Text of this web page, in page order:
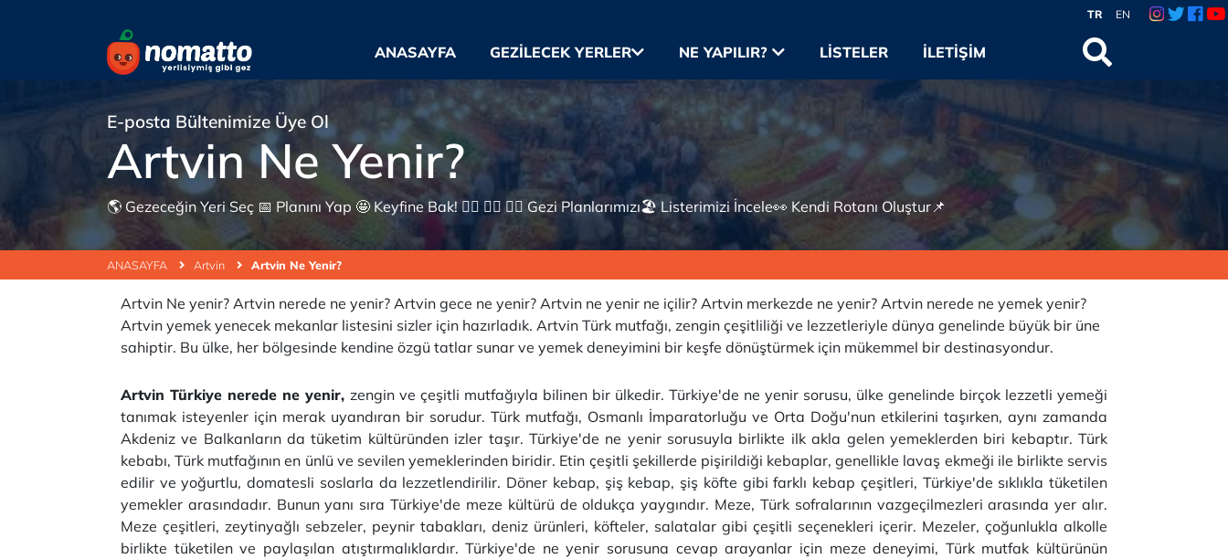
TR EN
ANASAYFA GEZILECEK YERLER NE YAPILIR? LISTELER İLETIŞIM
ANASAYFA Artvin Artvin Ne Yenir?
E-posta Bültenimize Üye Ol
Artvin Ne Yenir?
🌎 Gezeceğin Yeri Seç 📅 Planını Yap 🤩 Keyfine Bak! 👇🏼 👇🏼 👇🏼 Gezi Planlarımızı🏖 Listerimizi İncele👀 Kendi Rotanı Oluştur📌
Artvin Ne yenir? Artvin nerede ne yenir? Artvin gece ne yenir? Artvin ne yenir ne içilir? Artvin merkezde ne yenir? Artvin nerede ne yemek yenir?
Artvin yemek yenecek mekanlar listesini sizler için hazırladık. Artvin Türk mutfağı, zengin çeşitliliği ve lezzetleriyle dünya genelinde büyük bir üne
sahiptir. Bu ülke, her bölgesinde kendine özgü tatlar sunar ve yemek deneyimini bir keşfe dönüştürmek için mükemmel bir destinasyondur.
Artvin Türkiye nerede ne yenir, zengin ve çeşitli mutfağıyla bilinen bir ülkedir. Türkiye'de ne yenir sorusu, ülke genelinde birçok lezzetli yemeği
tanımak isteyenler için merak uyandıran bir sorudur. Türk mutfağı, Osmanlı İmparatorluğu ve Orta Doğu'nun etkilerini taşırken, aynı zamanda
Akdeniz ve Balkanların da tüketim kültüründen izler taşır. Türkiye'de ne yenir sorusuyla birlikte ilk akla gelen yemeklerden biri kebaptır. Türk
kebabı, Türk mutfağının en ünlü ve sevilen yemeklerinden biridir. Etin çeşitli şekillerde pişirildiği kebaplar, genellikle lavaş ekmeği ile birlikte servis
edilir ve yoğurtlu, domatesli soslarla da lezzetlendirilir. Döner kebap, şiş kebap, şiş köfte gibi farklı kebap çeşitleri, Türkiye'de sıklıkla tüketilen
yemekler arasındadır. Bunun yanı sıra Türkiye'de meze kültürü de oldukça yaygındır. Meze, Türk sofralarının vazgeçilmezleri arasında yer alır.
Meze çeşitleri, zeytinyağlı sebzeler, peynir tabakları, deniz ürünleri, köfteler, salatalar gibi çeşitli seçenekleri içerir. Mezeler, çoğunlukla alkolle
birlikte tüketilen ve paylaşılan atıştırmalıklardır. Türkiye'de ne yenir sorusuna cevap arayanlar için meze deneyimi, Türk mutfak kültürünün